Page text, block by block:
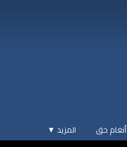
أنغام حق المزيد ▼